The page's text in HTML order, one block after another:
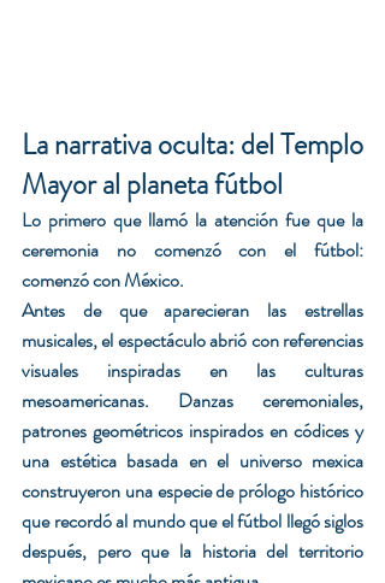
La narrativa oculta: del Templo
Mayor al planeta fútbol
Lo primero que llamó la atención fue que la
ceremonia no comenzó con el fútbol:
comenzó con México.
Antes de que aparecieran las estrellas
musicales, el espectáculo abrió con referencias
visuales inspiradas en las culturas
mesoamericanas. Danzas ceremoniales,
patrones geométricos inspirados en códices y
una estética basada en el universo mexica
construyeron una especie de prólogo histórico
que recordó al mundo que el fútbol llegó siglos
después, pero que la historia del territorio